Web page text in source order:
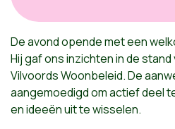
De avond opende met een
Hij gaf ons inzichten in de
Vilvoords Woonbeleid. De
aangemoedigd om actief deel
en ideeën uit te wisselen.